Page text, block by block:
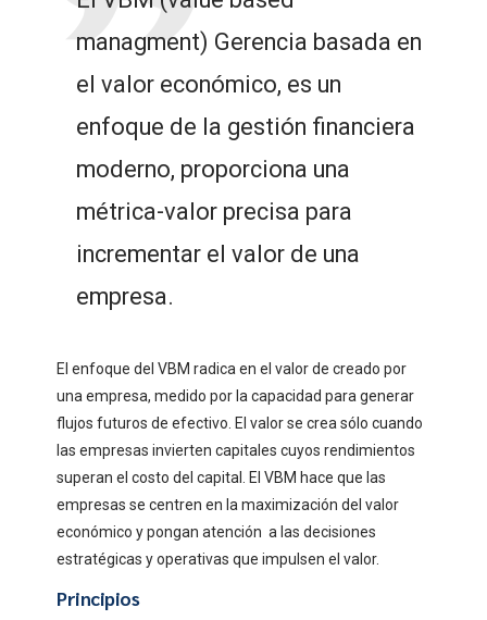
managment) Gerencia basada en
el valor económico, es un
enfoque de la gestión financiera
moderno, proporciona una
métrica-valor precisa para
incrementar el valor de una
empresa.
El enfoque del VBM radica en el valor de creado por
una empresa, medido por la capacidad para generar
flujos futuros de efectivo. El valor se crea sólo cuando
las empresas invierten capitales cuyos rendimientos
superan el costo del capital. El VBM hace que las
empresas se centren en la maximización del valor
económico y pongan atención a las decisiones
estratégicas y operativas que impulsen el valor.
Principios